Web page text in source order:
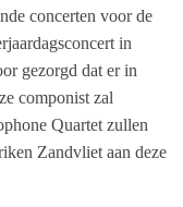
concerten voor de
in
gezorgd dat er in
componist zal
Quartet zullen
Zandvliet aan deze